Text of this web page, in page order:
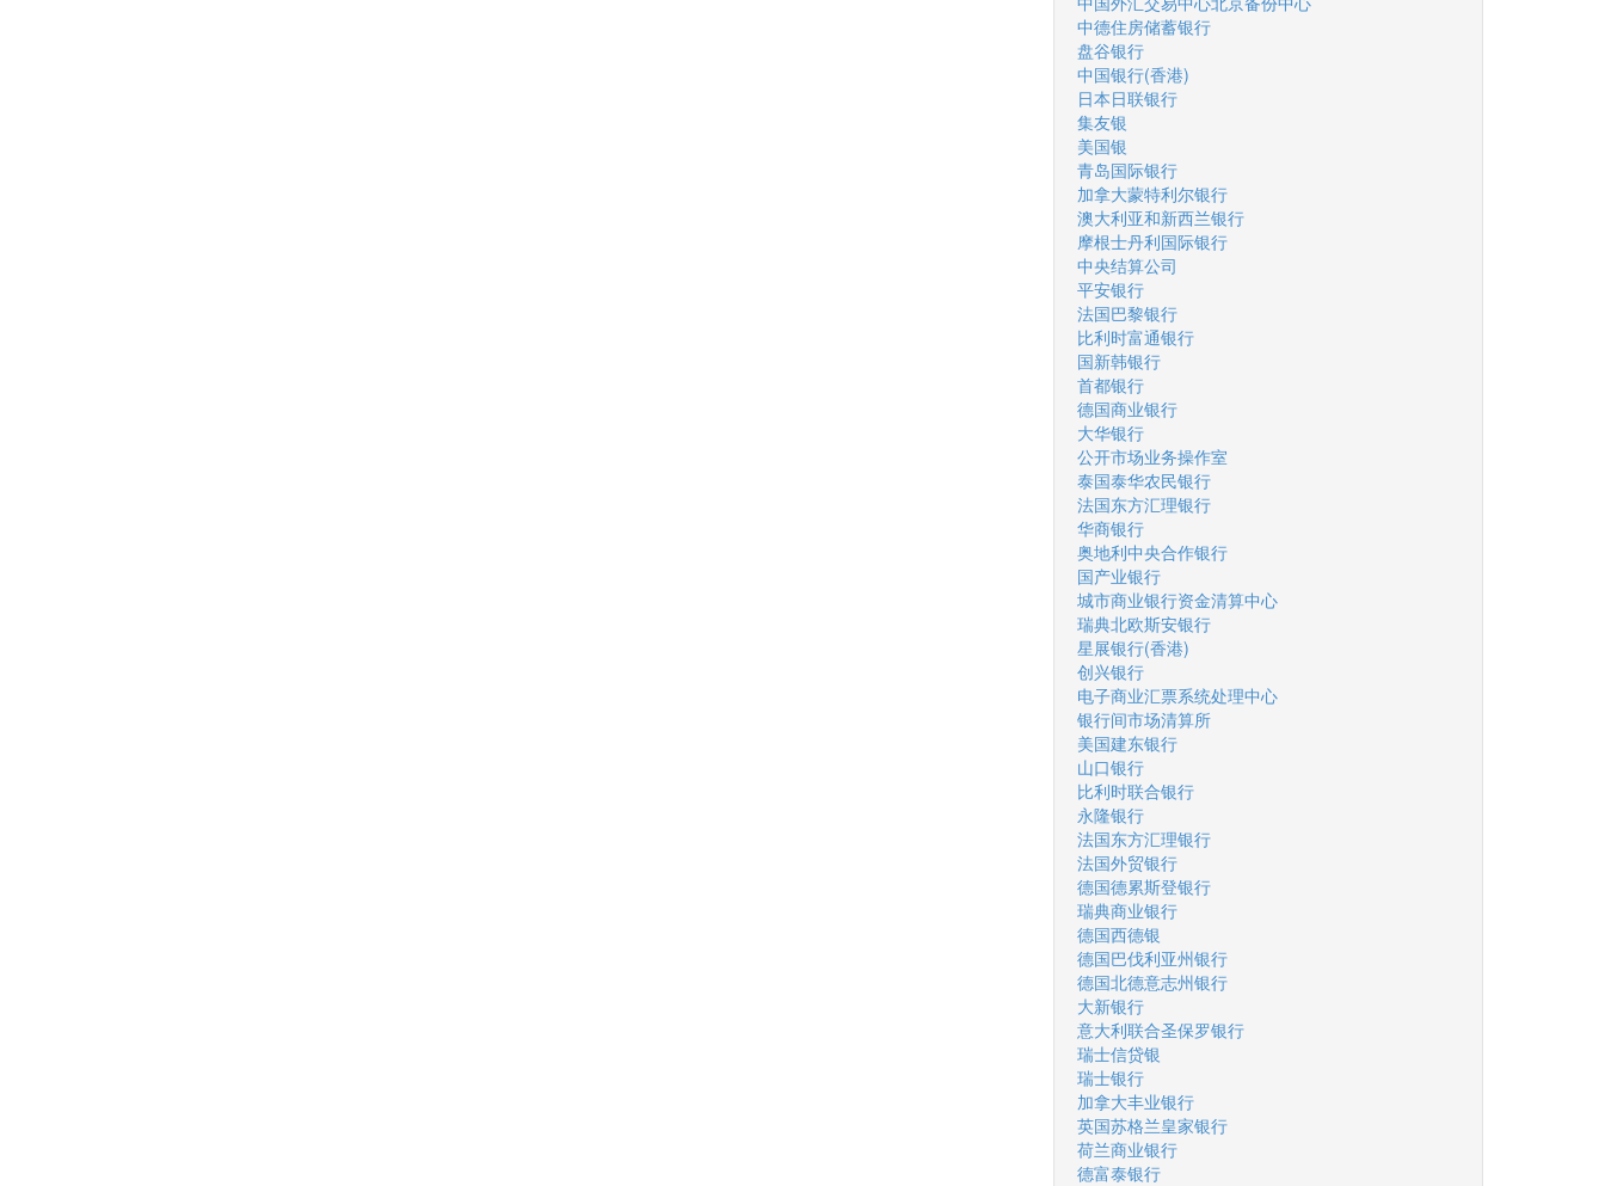
中德住房储蓄银行
盘谷银行
中国银行(香港)
日本日联银行
集友银
美国银
青岛国际银行
加拿大蒙特利尔银行
澳大利亚和新西兰银行
摩根士丹利国际银行
中央结算公司
平安银行
法国巴黎银行
比利时富通银行
国新韩银行
首都银行
德国商业银行
大华银行
公开市场业务操作室
泰国泰华农民银行
法国东方汇理银行
华商银行
奥地利中央合作银行
国产业银行
城市商业银行资金清算中心
瑞典北欧斯安银行
星展银行(香港)
创兴银行
电子商业汇票系统处理中心
银行间市场清算所
美国建东银行
山口银行
比利时联合银行
永隆银行
法国东方汇理银行
法国外贸银行
德国德累斯登银行
瑞典商业银行
德国西德银
德国巴伐利亚州银行
德国北德意志州银行
大新银行
意大利联合圣保罗银行
瑞士信贷银
瑞士银行
加拿大丰业银行
英国苏格兰皇家银行
荷兰商业银行
德富泰银行